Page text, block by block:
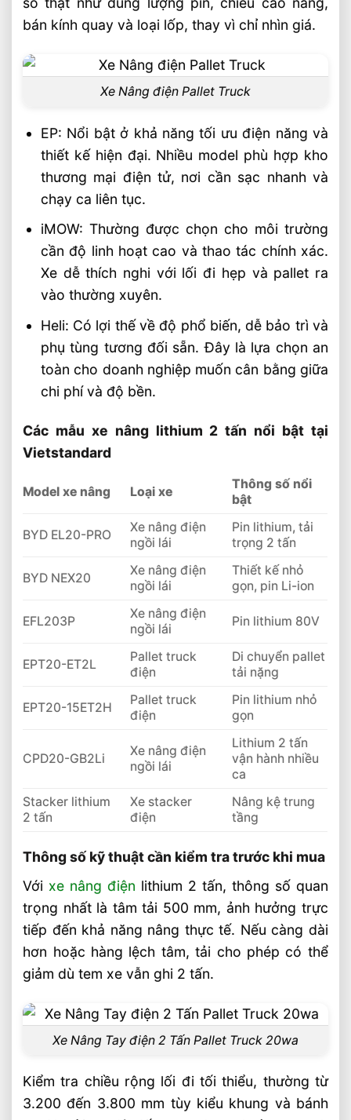
bán kính quay và loại lốp, thay vì chỉ nhìn giá.
Xe Nâng điện Pallet Truck
EP: Nổi bật ở khả năng tối ưu điện năng và
thiết kế hiện đại. Nhiều model phù hợp kho
thương mại điện tử, nơi cần sạc nhanh và
chạy ca liên tục.
iMOW: Thường được chọn cho môi trường
cần độ linh hoạt cao và thao tác chính xác.
Xe dễ thích nghi với lối đi hẹp và pallet ra
vào thường xuyên.
Heli: Có lợi thế về độ phổ biến, dễ bảo trì và
phụ tùng tương đối sẵn. Đây là lựa chọn an
toàn cho doanh nghiệp muốn cân bằng giữa
chi phí và độ bền.
Các mẫu xe nâng lithium 2 tấn nổi bật tại
Vietstandard
Model xe nâng Loại xe
Thông số nổi
bật
BYD EL20-PRO
Xe nâng điện
ngồi lái
Pin lithium, tải
trọng 2 tấn
BYD NEX20
Xe nâng điện
ngồi lái
Thiết kế nhỏ
gọn, pin Li-ion
EFL203P
Xe nâng điện
ngồi lái
Pin lithium 80V
EPT20-ET2L
Pallet truck
điện
Di chuyển pallet
tải nặng
EPT20-15ET2H
Pallet truck
điện
Pin lithium nhỏ
gọn
CPD20-GB2Li
Xe nâng điện
ngồi lái
Lithium 2 tấn
vận hành nhiều
ca
Stacker lithium
2 tấn
Xe stacker
điện
Nâng kệ trung
tầng
Thông số kỹ thuật cần kiểm tra trước khi mua
Với xe nâng điện lithium 2 tấn, thông số quan
trọng nhất là tâm tải 500 mm, ảnh hưởng trực
tiếp đến khả năng nâng thực tế. Nếu càng dài
hơn hoặc hàng lệch tâm, tải cho phép có thể
giảm dù tem xe vẫn ghi 2 tấn.
Xe Nâng Tay điện 2 Tấn Pallet Truck 20wa
Kiểm tra chiều rộng lối đi tối thiểu, thường từ
3.200 đến 3.800 mm tùy kiểu khung và bánh